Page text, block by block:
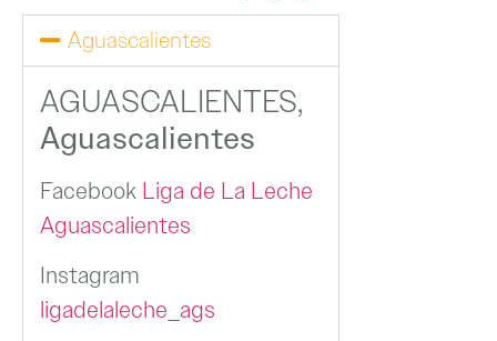
Aguascalientes
AGUASCALIENTES,
Aguascalientes
Facebook Liga de La Leche
Aguascalientes
Instagram
ligadelaleche_ags